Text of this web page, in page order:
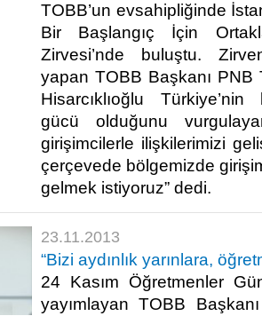
TOBB’un evsahipliğinde
Bir Başlangıç İçin
Zirvesi’nde buluştu.
yapan TOBB Başkanı PNB
Hisarcıklıoğlu
gücü olduğunu
girişimcilerle ilişkilerimizi
çerçevede bölgemizde
gelmek istiyoruz” dedi.​
23.11.2013
“Bizi aydınlık yarınlara,
24 Kasım Öğretmenler
yayımlayan TOBB